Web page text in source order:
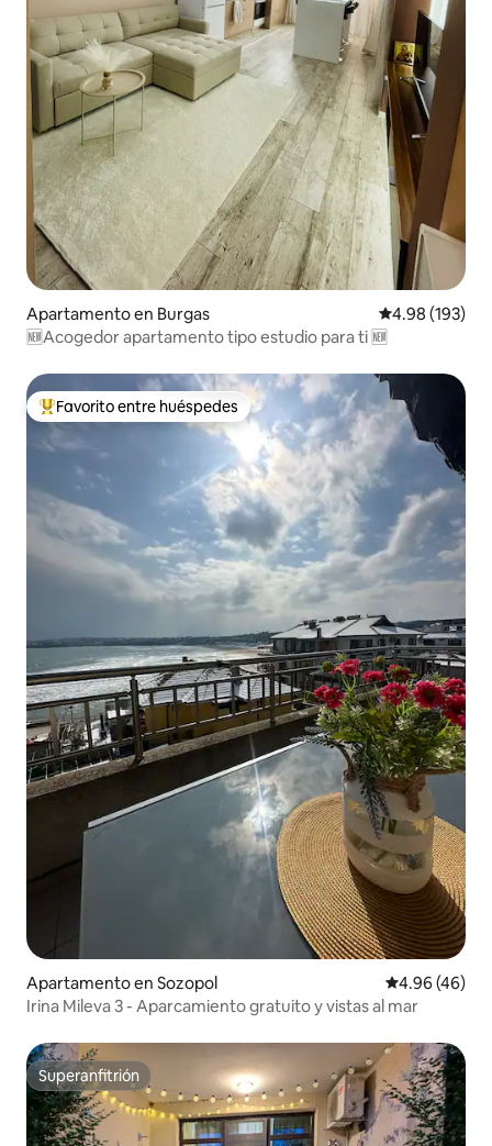
Apartamento en Burgas Calificación
4.98 (193)
🆕Acogedor apartamento tipo estudio para ti 🆕
Favorito entre huéspedes preferido
Favorito entre huéspedes
Apartamento en Sozopol Calificación
4.96 (46)
Irina Mileva 3 - Aparcamiento gratuito y vistas al mar
Superanfitrión
Superanfitrión